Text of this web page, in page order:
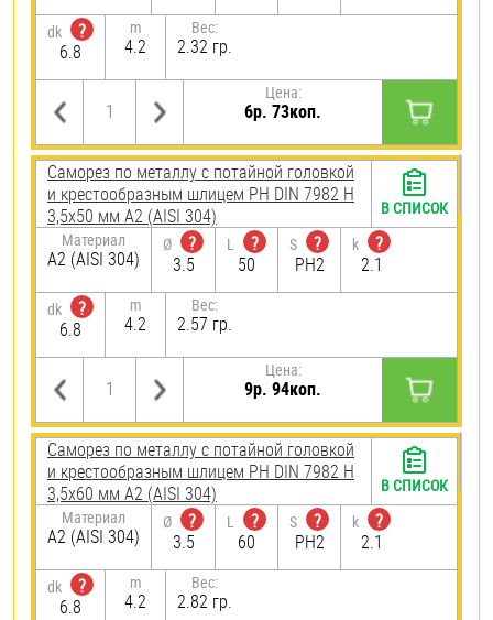
dk
?
6.8
m
4.2
Вес:
2.32 гр.
Цена:
6р. 73коп.
Саморез по металлу с потайной головкой
и крестообразным шлицем PH DIN 7982 H
3,5х50 мм А2 (AISI 304)
Материал
А2 (AISI 304)
Ø
?
3.5
L
?
50
S
?
PH2
k
?
2.1
dk
?
6.8
m
4.2
Вес:
2.57 гр.
Цена:
9р. 94коп.
В СПИСОК
Саморез по металлу с потайной головкой
и крестообразным шлицем PH DIN 7982 H
3,5х60 мм А2 (AISI 304)
Материал
А2 (AISI 304)
Ø
?
3.5
L
?
60
S
?
PH2
k
?
2.1
dk
?
6.8
m
4.2
Вес:
2.82 гр.
В СПИСОК